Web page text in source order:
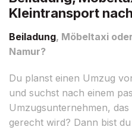
Kleintransport
Beiladung, Möbeltaxi
Namur?
Du planst einen Umzug
und suchst nach einem
Umzugsunternehmen,
gerecht wird? Dann bist